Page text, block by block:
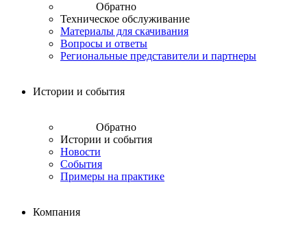
Обратно
Техническое обслуживание
Материалы для скачивания
Вопросы и ответы
Региональные представители и партнеры
Истории и события
Обратно
Истории и события
Новости
События
Примеры на практике
Компания